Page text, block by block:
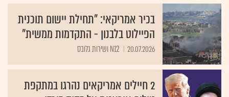
בכיר אמריקאי: "תחילת יישום תוכנית
הפיילוט בלבנון - התקדמות ממשית"
20.07.2026 N12 ושירות גלובס
2 חיילים אמריקאים נהרגו במתקפת